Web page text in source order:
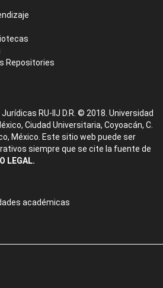
Repositories
RU-IIJ D.R. © 2018. Universidad
Ciudad Universitaria, Coyoacán, C.
México. Este sitio web puede ser
siempre que se cite la fuente de
LEGAL.
académicas